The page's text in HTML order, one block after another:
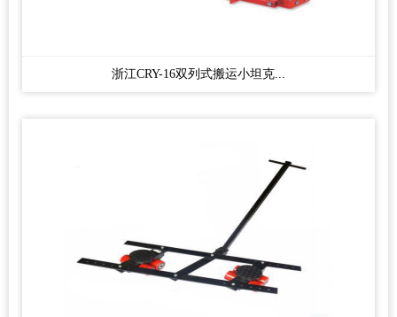
浙江CRY-16双列式搬运小坦克...